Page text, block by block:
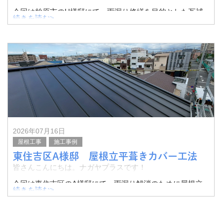
今回は柏原市のU様邸にて、雨漏り修繕を目的とした瓦補
修・屋根カバー工法工事を行いました。
施工前の状態です。
続きを読む>
2026年07月16日
屋根工事 施工事例
東住吉区A様邸 屋根立平葺きカバー工法
皆さんこんにちは。ナガヤプラスです！
今回は東住吉区のA様邸にて、雨漏り解消のために屋根立
平葺きカバー工法工事を行いました。
続きを読む>